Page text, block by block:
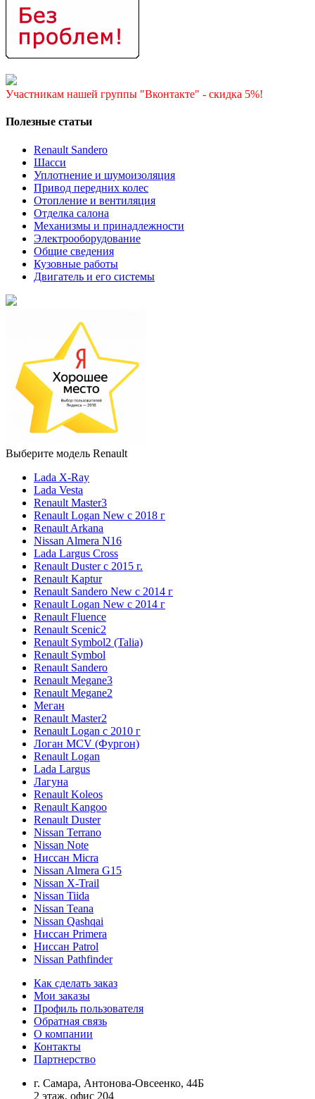
Участникам нашей группы "Вконтакте" - скидка 5%!
Полезные статьи
Renault Sandero
Шасси
Уплотнение и шумоизоляция
Привод передних колес
Отопление и вентиляция
Отделка салона
Механизмы и принадлежности
Электрооборудование
Общие сведения
Кузовные работы
Двигатель и его системы
Выберите модель Renault
Lada X-Ray
Lada Vesta
Renault Master3
Renault Logan New с 2018 г
Renault Arkana
Nissan Almera N16
Lada Largus Cross
Renault Duster с 2015 г.
Renault Kaptur
Renault Sandero New с 2014 г
Renault Logan New с 2014 г
Renault Fluence
Renault Scenic2
Renault Symbol2 (Talia)
Renault Symbol
Renault Sandero
Renault Megane3
Renault Megane2
Меган
Renault Master2
Renault Logan c 2010 г
Логан МСV (Фургон)
Renault Logan
Lada Largus
Лагуна
Renault Koleos
Renault Kangoo
Renault Duster
Nissan Terrano
Nissan Note
Ниссан Micra
Nissan Almera G15
Nissan X-Trail
Nissan Tiida
Nissan Teana
Nissan Qashqai
Ниссан Primera
Ниссан Patrol
Nissan Pathfinder
Как сделать заказ
Мои заказы
Профиль пользователя
Обратная связь
О компании
Контакты
Партнерство
г. Самара, Антонова-Овсеенко, 44Б
2 этаж, офис 204